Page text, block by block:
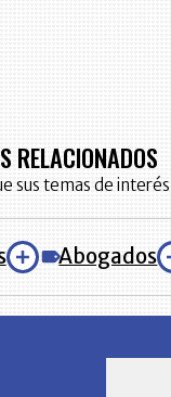
RELACIONADOS
sus temas de interés
Abogados